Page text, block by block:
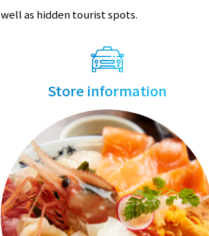
well as hidden tourist spots.
Store information